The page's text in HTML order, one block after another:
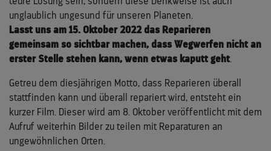
unglaublich ungesund für unseren Planeten.
Lasst uns am 15. Oktober 2022 das Reparieren
gemeinsam so sichtbar machen, dass Wegwerfen nicht an
erster Stelle stehen kann, wenn etwas kaputt geht.
Getreu dem diesjährigen Motto, dass Reparieren überall
stattfinden kann und überall repariert wird, entsteht ein
kurzer Film. Dieser wird am 8. Oktober veröffentlicht mit dem
Aufruf weiterhin Bilder zu teilen mit Reparaturen an
ungewöhnlichen Orten.